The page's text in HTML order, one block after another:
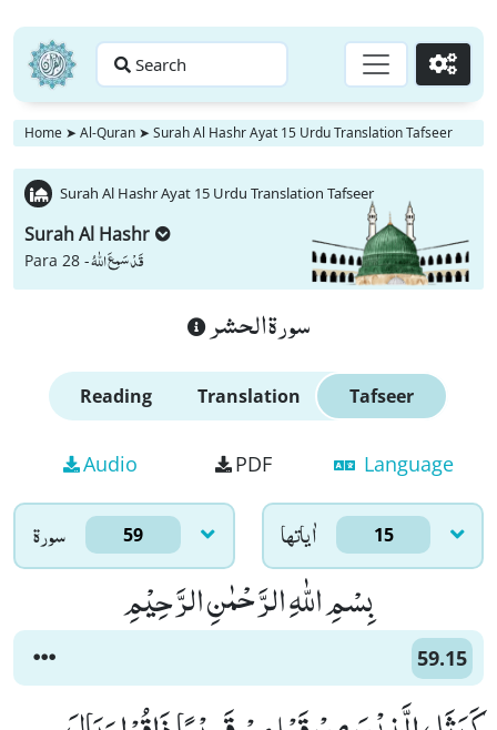
Search Go
Home ➤ Al-Quran ➤ Surah Al Hashr Ayat 15 Urdu Translation Tafseer
Surah Al Hashr Ayat 15 Urdu Translation Tafseer
Surah Al Hashr
Para 28 -قَدْ سَمِعَ اللّٰهُ
سورة الحشر
Reading Translation Tafseer
Audio PDF Language
سورۃ 59 اٰياتها 15
بِسْمِ اللّٰهِ الرَّحْمٰنِ الرَّحِیْمِ
59.15